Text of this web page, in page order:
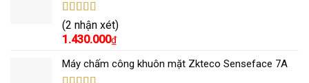
Được xếp
hạng5.005
sao
(2 nhận xét)
1.430.000₫
Máy chấm công khuôn mặt Zkteco Senseface 7A